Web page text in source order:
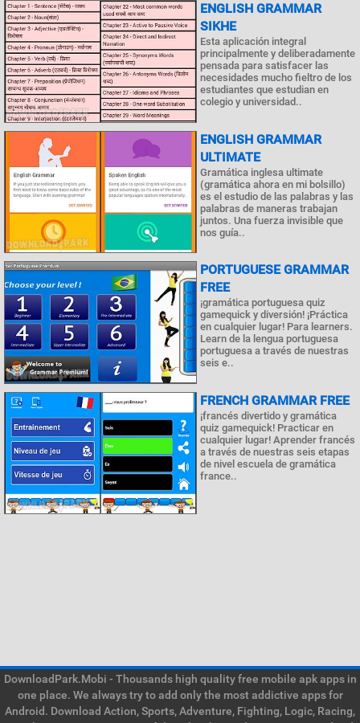
ENGLISH GRAMMAR
SIKHE
Esta aplicación integral
principalmente y deliberadamente
pensada para satisfacer las
necesidades mucho fieltro de los
estudiantes que estudian en
colegio y universidad..
ENGLISH GRAMMAR
ULTIMATE
Gramática inglesa ultimate
(gramática ahora en mi bolsillo)
es el estudio de las palabras y las
palabras de maneras trabajan
juntos. Una fuerza invisible que
nos guía..
PORTUGUESE GRAMMAR
FREE
¡gramática portuguesa quiz
gamequick y diversión! ¡Práctica
en cualquier lugar! Para learners.
Learn de la lengua portuguesa
portuguesa a través de nuestras
seis e..
FRENCH GRAMMAR FREE
¡francés divertido y gramática
quiz gamequick! Practicar en
cualquier lugar! Aprender francés
a través de nuestras seis etapas
de nivel escuela de gramática
france..
DownloadPark.Mobi - Thousands high quality free mobile apk apps in
one place. We always try to add only the most addictive apps for
Android. Download Action, Sports, Adventure, Fighting, Logic, Racing,